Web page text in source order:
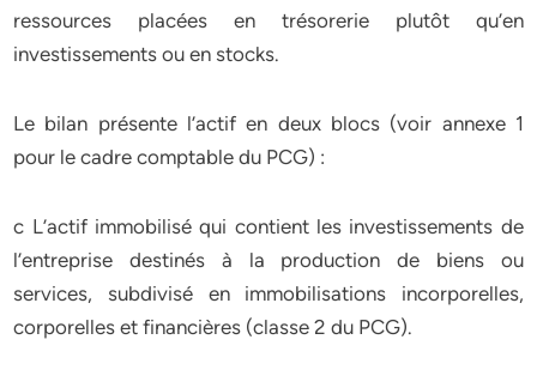
ressources placées en trésorerie plutôt qu’en
investissements ou en stocks.
Le bilan présente l’actif en deux blocs (voir annexe 1
pour le cadre comptable du PCG) :
c L’actif immobilisé qui contient les investissements de
l’entreprise destinés à la production de biens ou
services, subdivisé en immobilisations incorporelles,
corporelles et financières (classe 2 du PCG).